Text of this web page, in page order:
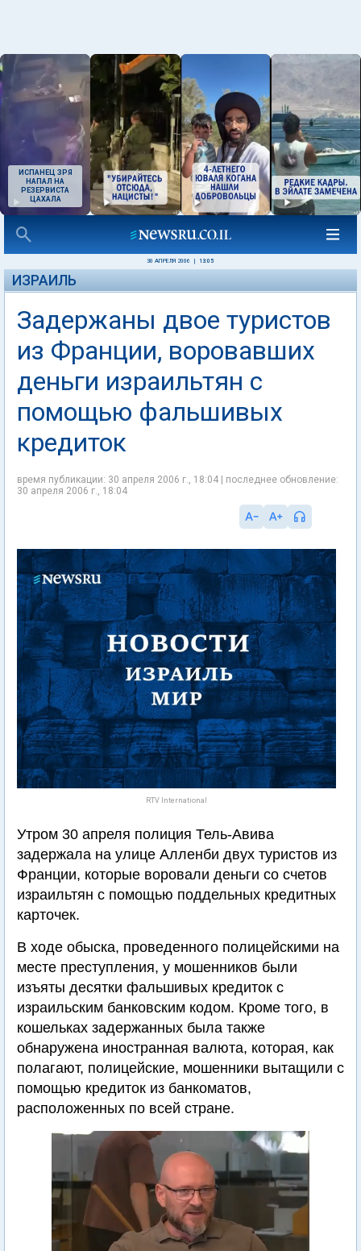
ИСПАНЕЦ ЗРЯ
НАПАЛ НА
РЕЗЕРВИСТА
ЦАХАЛА
30 АПРЕЛЯ 2006 13:05
ИЗРАИЛЬ
Задержаны двое туристов
из Франции, воровавших
деньги израильтян с
помощью фальшивых
кредиток
время публикации: 30 апреля 2006 г., 18:04 | последнее обновление:
30 апреля 2006 г., 18:04
RTV International
Утром 30 апреля полиция Тель-Авива
задержала на улице Алленби двух туристов из
Франции, которые воровали деньги со счетов
израильтян с помощью поддельных кредитных
карточек.
В ходе обыска, проведенного полицейскими на
месте преступления, у мошенников были
изъяты десятки фальшивых кредиток с
израильским банковским кодом. Кроме того, в
кошельках задержанных была также
обнаружена иностранная валюта, которая, как
полагают, полицейские, мошенники вытащили с
помощью кредиток из банкоматов,
расположенных по всей стране.